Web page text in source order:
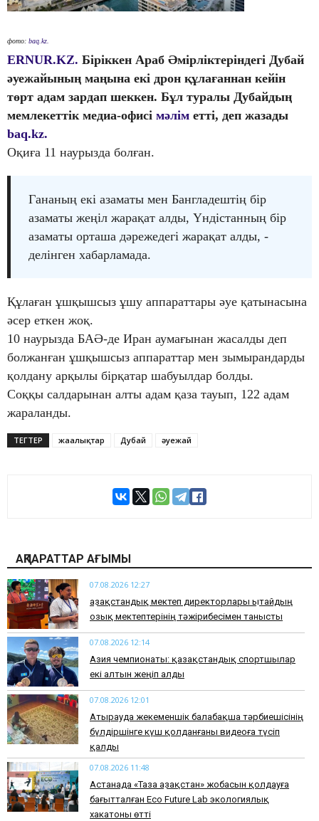
фото: baq.kz.
ERNUR.KZ. Біріккен Араб Әмірліктеріндегі Дубай
әуежайының маңына екі дрон құлағаннан кейін
төрт адам зардап шеккен. Бұл туралы Дубайдың
мемлекеттік медиа-офисі мәлім етті, деп жазады
baq.kz.
Оқиға 11 наурызда болған.
Гананың екі азаматы мен Бангладештің бір
азаматы жеңіл жарақат алды, Үндістанның бір
азаматы орташа дәрежедегі жарақат алды, -
делінген хабарламада.
Құлаған ұшқышсыз ұшу аппараттары әуе қатынасына
әсер еткен жоқ.
10 наурызда БАӘ-де Иран аумағынан жасалды деп
болжанған ұшқышсыз аппараттар мен зымырандарды
қолдану арқылы бірқатар шабуылдар болды.
Соққы салдарынан алты адам қаза тауып, 122 адам
жараланды.
ТЕГТЕР жаңалықтар Дубай әуежай
АҚПАРАТТАР АҒЫМЫ
07.08.2026 12:27
Қазақстандық мектеп директорлары Қытайдың
озық мектептерінің тәжірибесімен танысты
07.08.2026 12:14
Азия чемпионаты: қазақстандық спортшылар
екі алтын жеңіп алды
07.08.2026 12:01
Атырауда жекеменшік балабақша тәрбиешісінің
бүлдіршінге күш қолданғаны видеоға түсіп
қалды
07.08.2026 11:48
Астанада «Таза Қазақстан» жобасын қолдауға
бағытталған Eco Future Lab экологиялық
хакатоны өтті